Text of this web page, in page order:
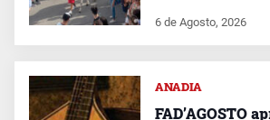
6 de Agosto, 2026
ANADIA
FAD’AGOSTO